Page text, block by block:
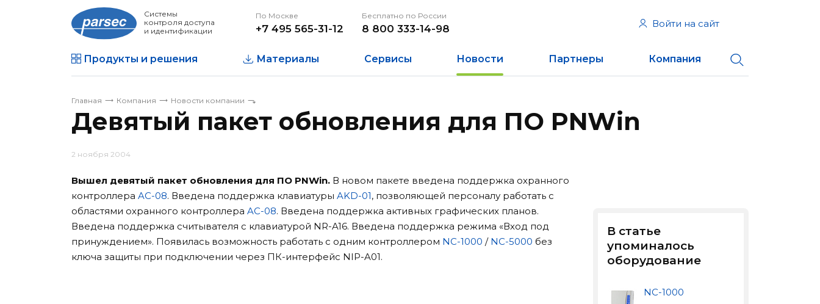
Системы
контроля доступа
и идентификации
По Москве
+7 495 565-31-12
Бесплатно по России
8 800 333-14-98 Войти на сайт
Продукты и решения Материалы Сервисы Новости Партнеры Компания
Главная Компания Новости компании
Девятый пакет обновления для ПО PNWin
2 ноября 2004
Вышел девятый пакет обновления для ПО PNWin. В новом пакете введена поддержка охранного
контроллера AC-08. Введена поддержка клавиатуры AKD-01, позволяющей персоналу работать с
областями охранного контроллера AC-08. Введена поддержка активных графических планов.
Введена поддержка считывателя с клавиатурой NR-A16. Введена поддержка режима «Вход под
принуждением». Появилась возможность работать с одним контроллером NC-1000 / NC-5000 без
ключа защиты при подключении через ПК-интерфейс NIP-A01.
В статье
упоминалось
оборудование
NC-1000